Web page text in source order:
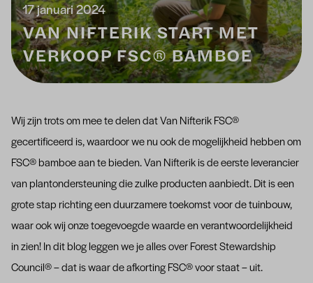
17 januari 2024
VAN NIFTERIK START MET
VERKOOP FSC® BAMBOE
Wij zijn trots om mee te delen dat Van Nifterik FSC®
gecertificeerd is, waardoor we nu ook de mogelijkheid hebben om
FSC® bamboe aan te bieden. Van Nifterik is de eerste leverancier
van plantondersteuning die zulke producten aanbiedt. Dit is een
grote stap richting een duurzamere toekomst voor de tuinbouw,
waar ook wij onze toegevoegde waarde en verantwoordelijkheid
in zien! In dit blog leggen we je alles over Forest Stewardship
Council® – dat is waar de afkorting FSC® voor staat – uit.